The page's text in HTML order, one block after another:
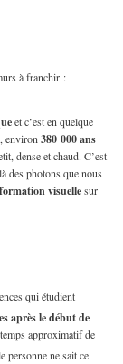
à franchir :
et c’est en quelque
environ 380 000 ans
dense et chaud. C’est
des photons que nous
visuellesur
qui étudient
après le début de
approximatif de
personne ne sait ce